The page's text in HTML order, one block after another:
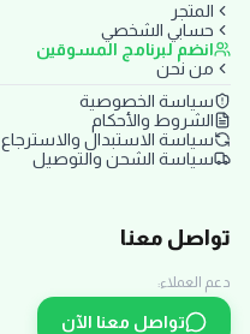
المتجر
حسابي الشخصي
انضم لبرنامج المسوقين
من نحن
سياسة الخصوصية
الشروط والأحكام
سياسة الاستبدال والاسترجاع
سياسة الشحن والتوصيل
تواصل معنا
دعم العملاء:
تواصل معنا الآن